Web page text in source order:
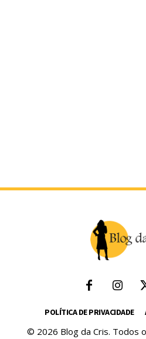
POLÍTICA DE PRIVACIDADE
© 2026 Blog da Cris. Todos